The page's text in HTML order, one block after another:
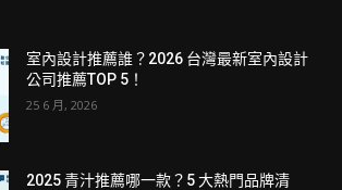
室內設計推薦誰？2026 台灣最新室內設計
公司推薦TOP 5！
25 6 月, 2026
2025 青汁推薦哪一款？5 大熱門品牌清